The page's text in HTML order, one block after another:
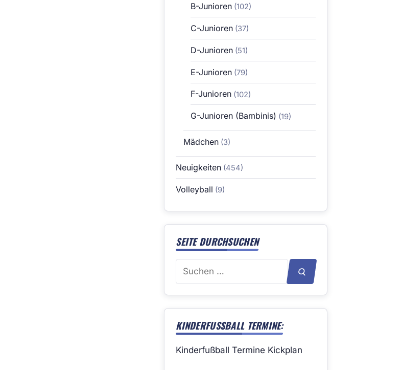
B-Junioren (102)
C-Junioren (37)
D-Junioren (51)
E-Junioren (79)
F-Junioren (102)
G-Junioren (Bambinis) (19)
Mädchen(3)
Neuigkeiten (454)
Volleyball (9)
SEITE DURCHSUCHEN
Suchen
SUCHEN
KINDERFUSSBALL TERMINE:
Kinderfußball Termine Kickplan